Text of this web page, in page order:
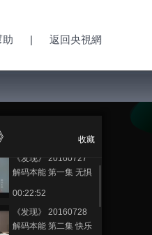
助 | 返回央視網
收藏
《发现》 20160727
解码本能 第一集 无惧
00:22:52
《发现》 20160728
解码本能 第二集 快乐